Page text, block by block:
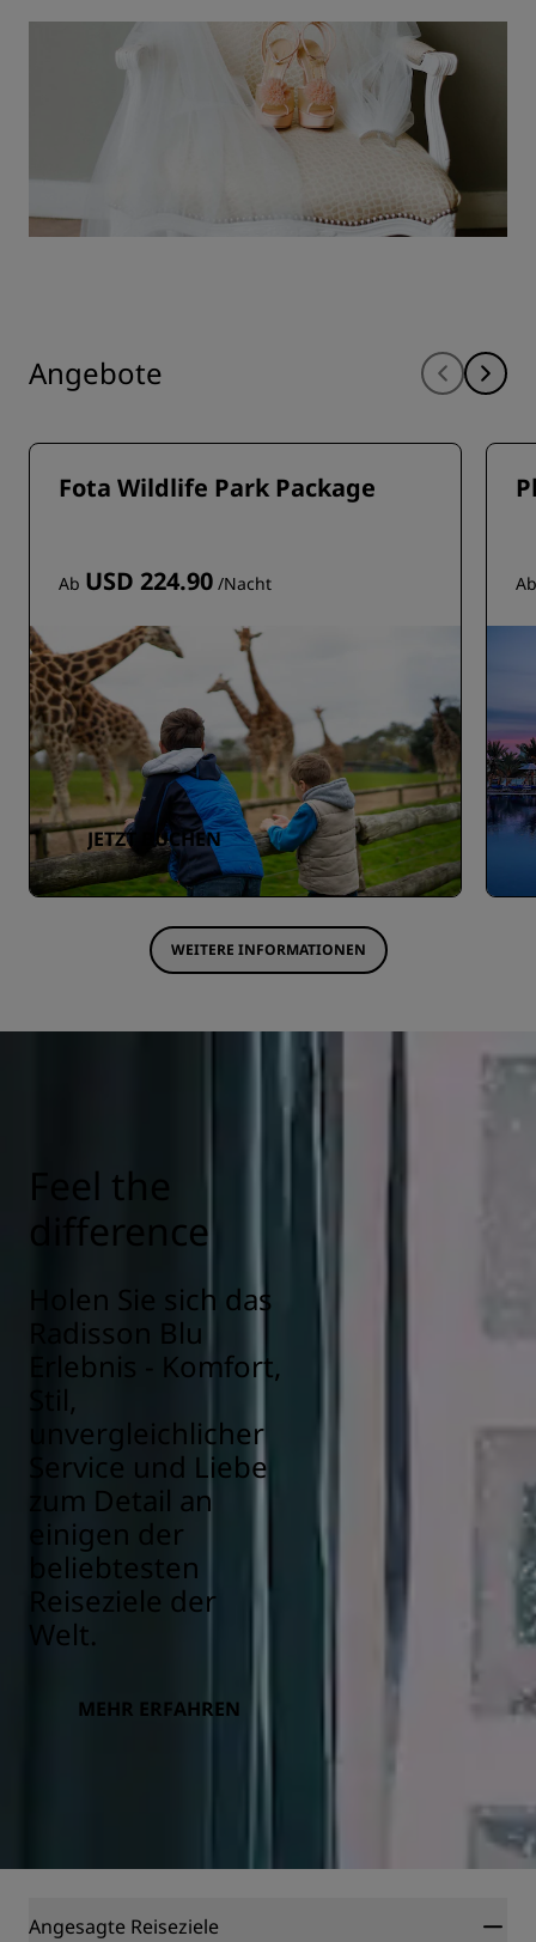
Angebote
Fota Wildlife Park Package
Ab USD 224.90 /Nacht
JETZT BUCHEN
WEITERE INFORMATIONEN
Feel the
difference
Holen Sie sich das
Radisson Blu
Erlebnis - Komfort,
Stil,
unvergleichlicher
Service und Liebe
zum Detail an
einigen der
beliebtesten
Reiseziele der
Welt.
MEHR ERFAHREN
Angesagte Reiseziele